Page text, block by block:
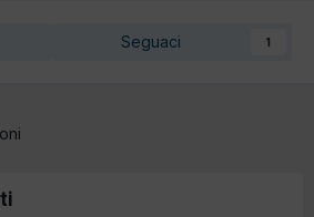
Seguaci 1